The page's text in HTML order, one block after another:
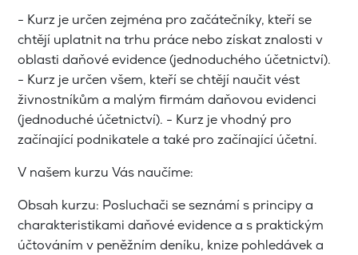
- Kurz je určen zejména pro začátečníky, kteří se
chtějí uplatnit na trhu práce nebo získat znalosti v
oblasti daňové evidence (jednoduchého účetnictví).
- Kurz je určen všem, kteří se chtějí naučit vést
živnostníkům a malým firmám daňovou evidenci
(jednoduché účetnictví). - Kurz je vhodný pro
začínající podnikatele a také pro začínající účetní.
V našem kurzu Vás naučíme:
Obsah kurzu: Posluchači se seznámí s principy a
charakteristikami daňové evidence a s praktickým
účtováním v peněžním deníku, knize pohledávek a